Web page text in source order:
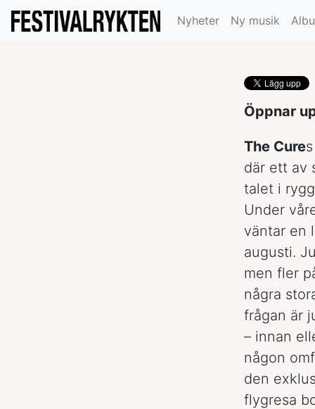
Nyheter Ny musik
Öppnar
The Cure
där ett av
talet i
Under
väntar en
augusti.
men fler
några
frågan är
– innan
någon
den
flygresa